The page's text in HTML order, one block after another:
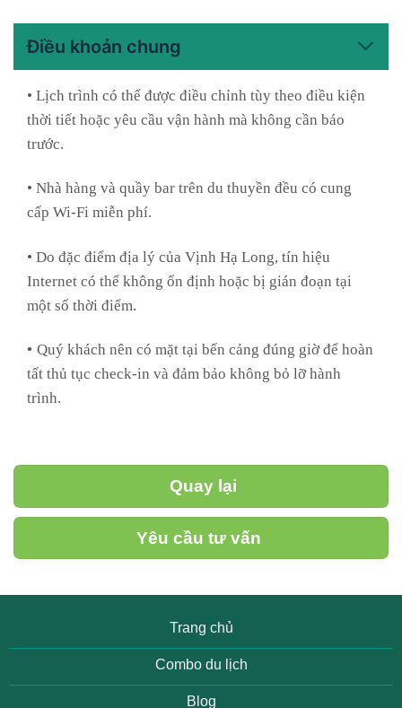
Điều khoản chung
• Lịch trình có thể được điều chỉnh tùy theo điều kiện
thời tiết hoặc yêu cầu vận hành mà không cần báo
trước.
• Nhà hàng và quầy bar trên du thuyền đều có cung
cấp Wi-Fi miễn phí.
• Do đặc điểm địa lý của Vịnh Hạ Long, tín hiệu
Internet có thể không ổn định hoặc bị gián đoạn tại
một số thời điểm.
• Quý khách nên có mặt tại bến cảng đúng giờ để hoàn
tất thủ tục check-in và đảm bảo không bỏ lỡ hành
trình.
Quay lại
Yêu cầu tư vấn
Trang chủ
Combo du lịch
Blog